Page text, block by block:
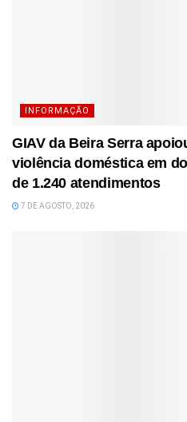
INFORMAÇÃO
GIAV da Beira Serra
violência doméstica em
de 1.240 atendimentos
7 DE AGOSTO, 2026